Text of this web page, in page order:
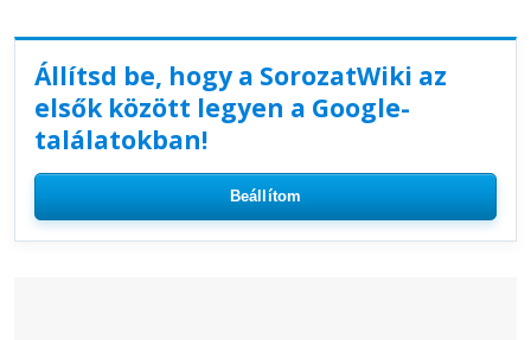
Állítsd be, hogy a SorozatWiki az
elsők között legyen a Google-
találatokban!
Beállítom